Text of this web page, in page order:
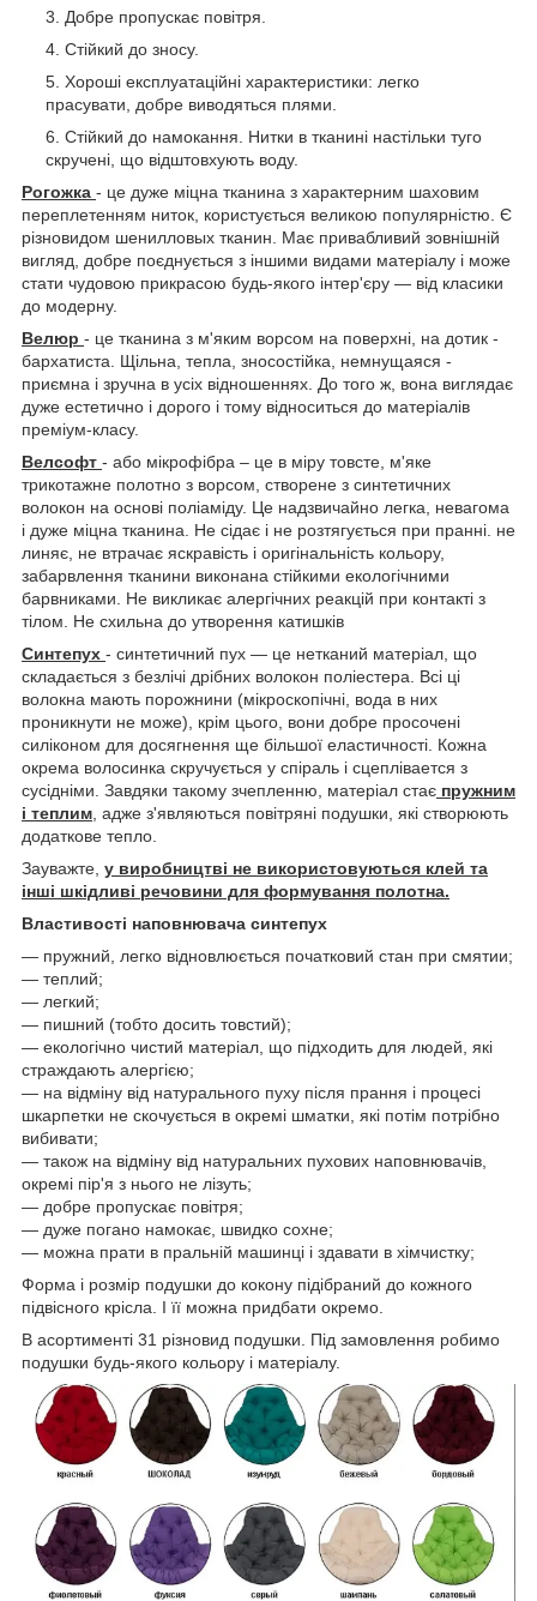
Добре пропускає повітря.
Стійкий до зносу.
Хороші експлуатаційні характеристики: легко
прасувати, добре виводяться плями.
Стійкий до намокання. Нитки в тканині настільки туго
скручені, що відштовхують воду.
Рогожка - це дуже міцна тканина з характерним шаховим
переплетенням ниток, користується великою популярністю. Є
різновидом шенилловых тканин. Має привабливий зовнішній
вигляд, добре поєднується з іншими видами матеріалу і може
стати чудовою прикрасою будь-якого інтер'єру — від класики
до модерну.
Велюр - це тканина з м'яким ворсом на поверхні, на дотик -
бархатиста. Щільна, тепла, зносостійка, немнущаяся -
приємна і зручна в усіх відношеннях. До того ж, вона виглядає
дуже естетично і дорого і тому відноситься до матеріалів
преміум-класу.
Велсофт - або мікрофібра – це в міру товсте, м'яке
трикотажне полотно з ворсом, створене з синтетичних
волокон на основі поліаміду. Це надзвичайно легка, невагома
і дуже міцна тканина. Не сідає і не розтягується при пранні. не
линяє, не втрачає яскравість і оригінальність кольору,
забарвлення тканини виконана стійкими екологічними
барвниками. Не викликає алергічних реакцій при контакті з
тілом. Не схильна до утворення катишків
Синтепух - синтетичний пух — це нетканий матеріал, що
складається з безлічі дрібних волокон поліестера. Всі ці
волокна мають порожнини (мікроскопічні, вода в них
проникнути не може), крім цього, вони добре просочені
силіконом для досягнення ще більшої еластичності. Кожна
окрема волосинка скручується у спіраль і сцеплівается з
сусідніми. Завдяки такому зчепленню, матеріал стає пружним
і теплим, адже з'являються повітряні подушки, які створюють
додаткове тепло.
Зауважте, у виробництві не використовуються клей та
інші шкідливі речовини для формування полотна.
Властивості наповнювача синтепух
— пружний, легко відновлюється початковий стан при смятии;
— теплий;
— легкий;
— пишний (тобто досить товстий);
— екологічно чистий матеріал, що підходить для людей, які
страждають алергією;
— на відміну від натурального пуху після прання і процесі
шкарпетки не скочується в окремі шматки, які потім потрібно
вибивати;
— також на відміну від натуральних пухових наповнювачів,
окремі пір'я з нього не лізуть;
— добре пропускає повітря;
— дуже погано намокає, швидко сохне;
— можна прати в пральній машинці і здавати в хімчистку;
Форма і розмір подушки до кокону підібраний до кожного
підвісного крісла. І її можна придбати окремо.
В асортименті 31 різновид подушки. Під замовлення робимо
подушки будь-якого кольору і матеріалу.